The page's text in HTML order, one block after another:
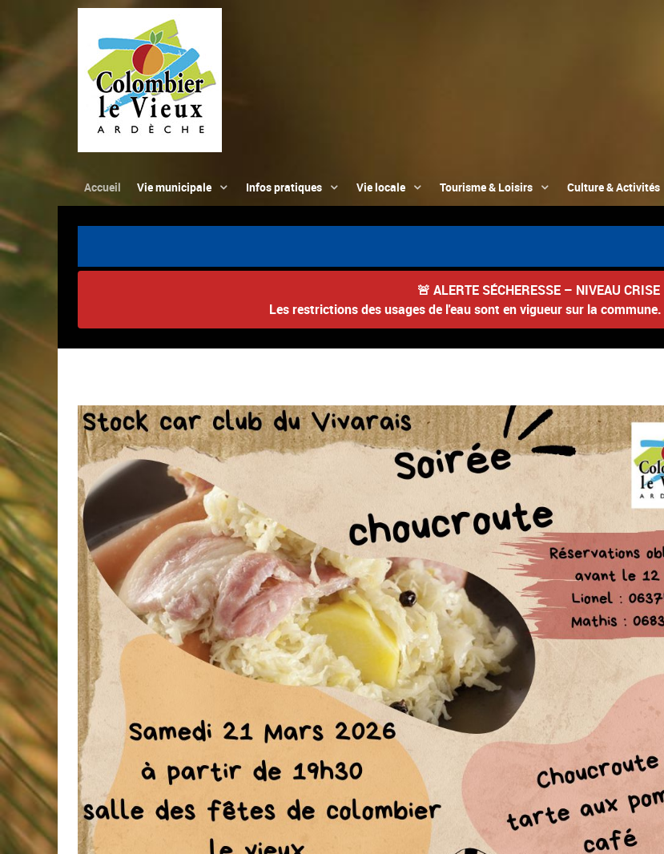
Accueil Vie municipale Infos pratiques Vie locale Tourisme & Loisirs Culture & Activités
🚨 ALERTE SÉCHERESSE – NIVEAU CRISE
Les restrictions des usages de l'eau sont en vigueur sur la commune.